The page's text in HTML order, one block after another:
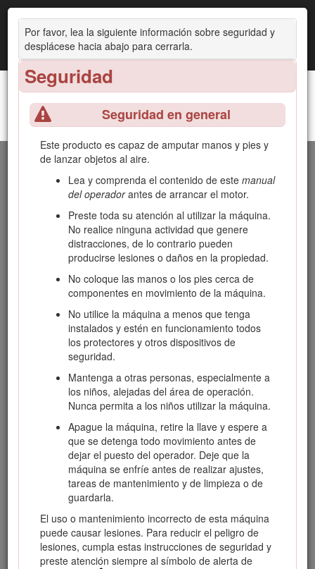
Por favor, lea la siguiente información sobre seguridad y
desplácese hacia abajo para cerrarla.
Seguridad
Seguridad en general
Este producto es capaz de amputar manos y pies y
de lanzar objetos al aire.
Lea y comprenda el contenido de este manual
del operadorantes de arrancar el motor.
Preste toda su atención al utilizar la máquina.
No realice ninguna actividad que genere
distracciones, de lo contrario pueden
producirse lesiones o daños en la propiedad.
No coloque las manos o los pies cerca de
componentes en movimiento de la máquina.
No utilice la máquina a menos que tenga
instalados y estén en funcionamiento todos
los protectores y otros dispositivos de
seguridad.
Mantenga a otras personas, especialmente a
los niños, alejadas del área de operación.
Nunca permita a los niños utilizar la máquina.
Apague la máquina, retire la llave y espere a
que se detenga todo movimiento antes de
dejar el puesto del operador. Deje que la
máquina se enfríe antes de realizar ajustes,
tareas de mantenimiento y de limpieza o de
guardarla.
El uso o mantenimiento incorrecto de esta máquina
puede causar lesiones. Para reducir el peligro de
lesiones, cumpla estas instrucciones de seguridad y
preste atención siempre al símbolo de alerta de
Unidad de tracción Greensmaster® 3320 TriFlex®
Introducción
Esta máquina es una segadora de green de asiento,
equipada con cuchillas de molinete, diseñada para ser
usada por operadores profesionales contratados en
para cortar hierba en césped bien mantenido. El uso de este
producto para otros propósitos que los previstos podría ser
peligroso para usted y para otras personas.
mantener correctamente su producto, y para evitar lesiones
y daños al producto. Usted es responsable de utilizar el
producto de forma correcta y segura.
Visite www.Toro.com para obtener más información,
incluidos consejos de seguridad, materiales de formación,
información sobre accesorios, ayuda para encontrar a un
distribuidor o para registrar su producto.
Cuando necesite asistencia técnica, piezas genuinas Toro o
información adicional, póngase en contacto con un
distribuidor autorizado Toro y tenga a mano los números de
modelo y serie de su producto. Figura1identifica la
ubicación de los números de modelo y serie en el producto.
Escriba los números en el espacio provisto.
Important: Con su dispositivo móvil, puede escanear el
código QR de la pegatina del número de serie (en su
caso) para acceder a información sobre la garantía, las
piezas, y otra información sobre el producto.